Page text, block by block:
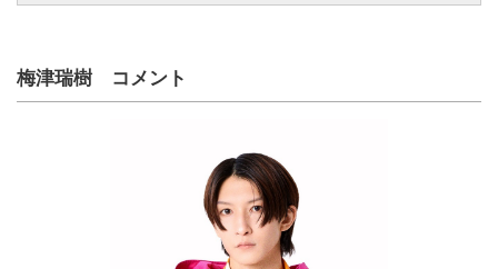
梅津瑞樹 コメント